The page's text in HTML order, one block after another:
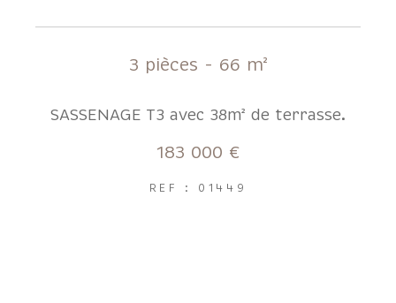
3 pièces - 66 m²
SASSENAGE T3 avec 38m² de terrasse.
183 000 €
REF : 01449
FILTRER PAR
Exclusivités